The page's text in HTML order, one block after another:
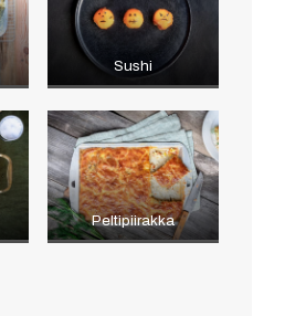
Sushi
Peltipiirakka